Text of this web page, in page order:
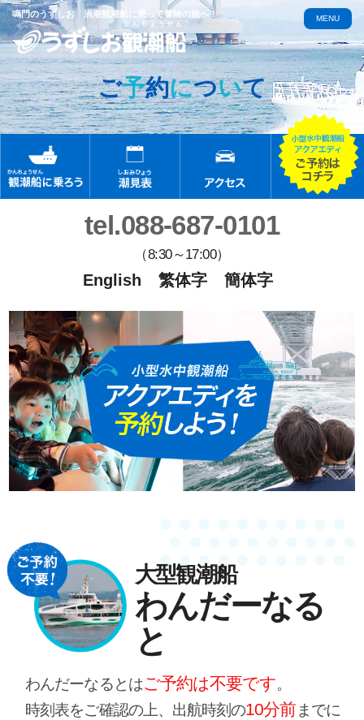
鳴門のうずしお 渦潮観潮船に乗って冒険の旅へ！
tel.088-687-0101
（8:30～17:00）
English 繁体字 簡体字
MENU
ご予約について
大型観潮船
わんだーなる
と
わんだーなるとはご予約は不要です。
時刻表をご確認の上、出航時刻の10分前 までに